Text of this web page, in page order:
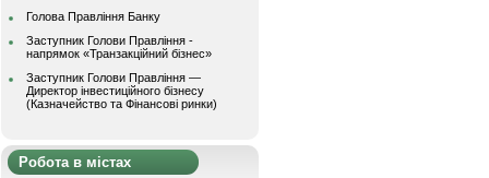
Голова Правління Банку
Заступник Голови Правління -
напрямок «Транзакційний бізнес»
Заступник Голови Правління —
Директор інвестиційного бізнесу
(Казначейство та Фінансові ринки)
Робота в містах